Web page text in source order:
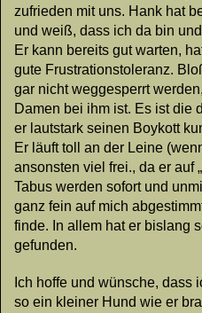
zufrieden mit uns. Hank hat
und weiß, dass ich da bin
Er kann bereits gut warten,
gute Frustrationstoleranz.
gar nicht weggesperrt
Damen bei ihm ist. Es ist die
er lautstark seinen Boykott
Er läuft toll an der Leine
ansonsten viel frei., da er auf
Tabus werden sofort und
ganz fein auf mich
finde. In allem hat er bislang
gefunden.
Ich hoffe und wünsche, dass
so ein kleiner Hund wie er